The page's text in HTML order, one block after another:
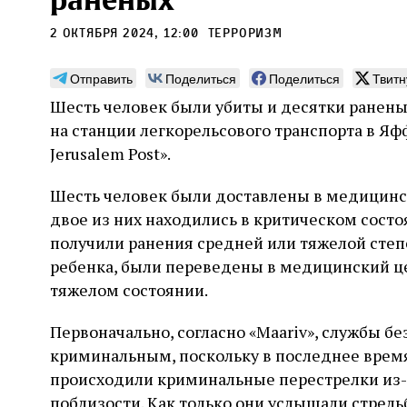
2 октября 2024, 12:00 терроризм
Отправить Поделиться Поделиться
Шесть человек были убиты и десятки
на станции легкорельсового транспорта в
Jerusalem Post».
Шесть человек были доставлены в
двое из них находились в критическом
получили ранения средней или тяжелой
ребенка, были переведены в медицинский
тяжелом состоянии.
Первоначально, согласно «Maariv», службы
криминальным, поскольку в последнее
происходили криминальные перестрелки
Погромы 1929 года:
неделя, изменившая
судьбу еврейского ишува
Примерно за полторы недели до начала
погромов Ребе совершал поездку по святым
местам Эрец‑Исраэль. Он посетил, в
частности, Пещеру праотцев и Западную
стену. Он, несомненно, почувствовал
необычайное напряжение и сознательно
количество хасидов и жителей города и тем
самым не усиливать напряжённость
5 августа Проверено временем
и
тела
2